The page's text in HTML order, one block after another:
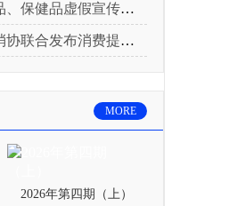
健品虚假宣传识别技巧
关注检测报告：果蔬安全的“通行证”
MORE
2026年第四期（上）